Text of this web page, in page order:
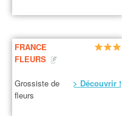
FRANCE
FLEURS
Grossiste de
fleurs
> Découvrir !